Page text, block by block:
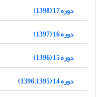
دوره 17 (1398)
دوره 16 (1397)
دوره 15 (1396)
دوره 14 (1395, 1396)